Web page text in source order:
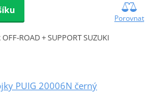
Porovnat
ROAD + SUPPORT SUZUKI
PUIG 20006N černý